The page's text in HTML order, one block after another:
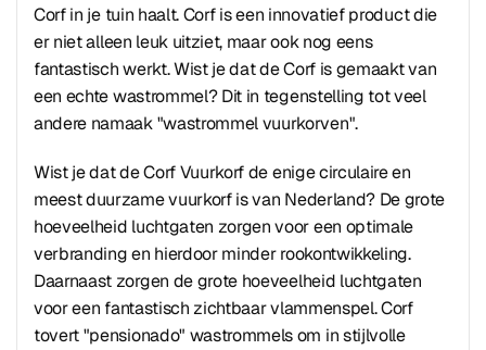
Corf in je tuin haalt. Corf is een innovatief product die
er niet alleen leuk uitziet, maar ook nog eens
fantastisch werkt. Wist je dat de Corf is gemaakt van
een echte wastrommel? Dit in tegenstelling tot veel
andere namaak "wastrommel vuurkorven".
Wist je dat de Corf Vuurkorf de enige circulaire en
meest duurzame vuurkorf is van Nederland? De grote
hoeveelheid luchtgaten zorgen voor een optimale
verbranding en hierdoor minder rookontwikkeling.
Daarnaast zorgen de grote hoeveelheid luchtgaten
voor een fantastisch zichtbaar vlammenspel. Corf
tovert "pensionado" wastrommels om in stijlvolle